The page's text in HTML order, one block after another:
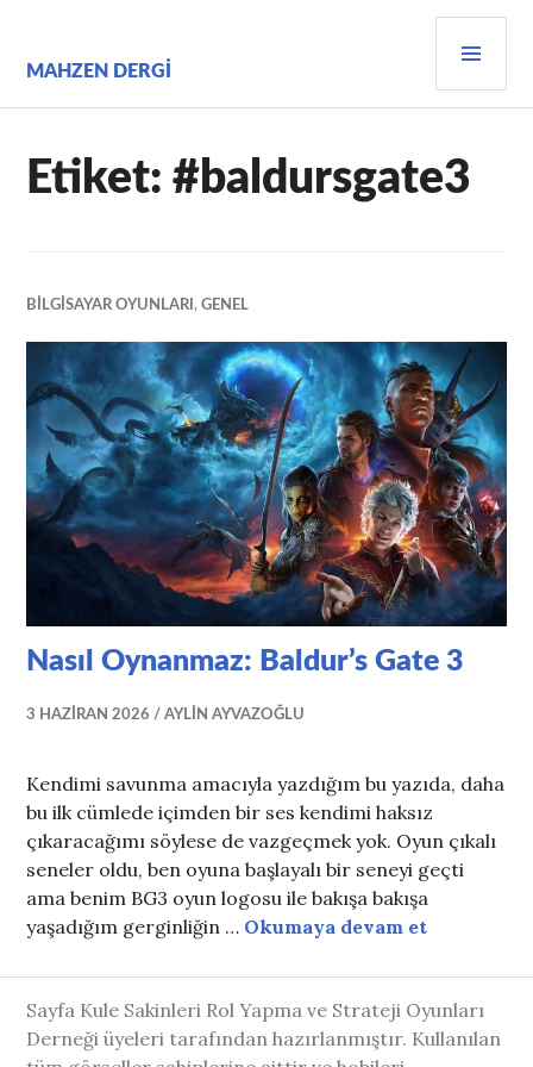
MAHZEN DERGI
Etiket:#baldursgate3
BILGISAYAR OYUNLARI ,GENEL
Nasıl Oynanmaz: Baldur’s Gate 3
3 HAZIRAN 2026 AYLIN AYVAZOĞLU
Kendimi savunma amacıyla yazdığım bu yazıda, daha
bu ilk cümlede içimden bir ses kendimi haksız
çıkaracağımı söylese de vazgeçmek yok. Oyun çıkalı
seneler oldu, ben oyuna başlayalı bir seneyi geçti
ama benim BG3 oyun logosu ile bakışa bakışa
yaşadığım gerginliğin … Okumaya devam etNasıl
Sayfa Kule Sakinleri Rol Yapma ve Strateji Oyunları
Derneği üyeleri tarafından hazırlanmıştır. Kullanılan